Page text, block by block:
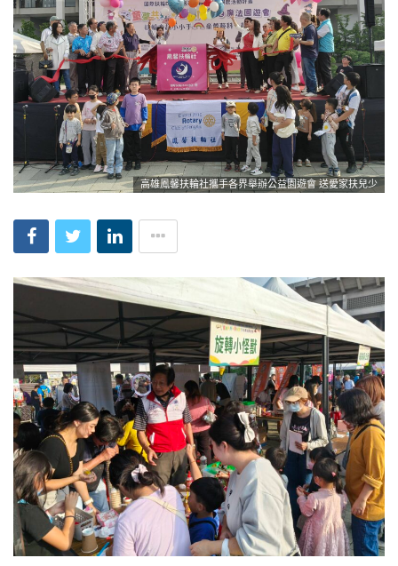
高雄鳳馨扶輪社攜手各界舉辦公益園遊會 送愛家扶兒少